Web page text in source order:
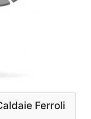
Ferroli